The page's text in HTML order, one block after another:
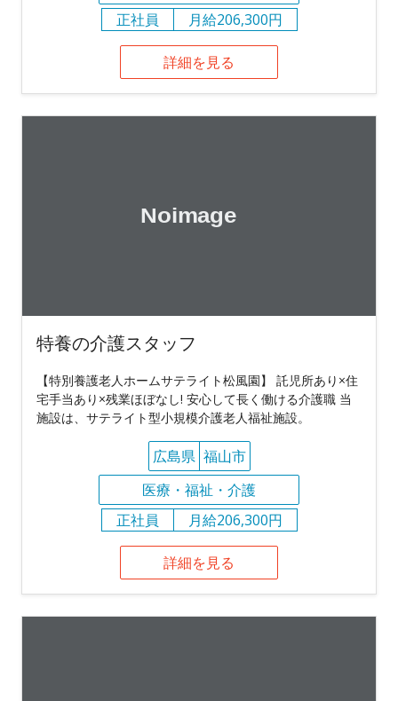
正社員
月給206,300円
詳細を見る
特養の介護スタッフ
【特別養護老人ホームサテライト松風園】 託児所あり×住
宅手当あり×残業ほぼなし! 安心して長く働ける介護職 当
施設は、サテライト型小規模介護老人福祉施設。
広島県 福山市
医療・福祉・介護
正社員
月給206,300円
詳細を見る